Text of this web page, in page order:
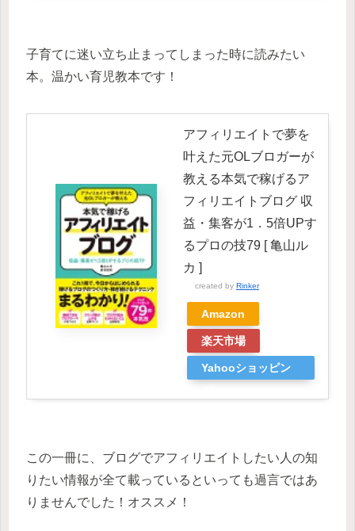
子育てに迷い立ち止まってしまった時に読みたい
本。温かい育児教本です！
アフィリエイトで夢を
叶えた元OLブロガーが
教える本気で稼げるア
フィリエイトブログ 収
益・集客が1．5倍UPす
るプロの技79 [ 亀山ル
カ ]
created by Rinker
Amazon
楽天市場
Yahooショッピン
この一冊に、ブログでアフィリエイトしたい人の知
りたい情報が全て載っているといっても過言ではあ
りませんでした！オススメ！